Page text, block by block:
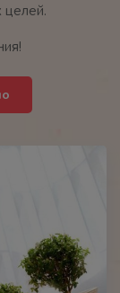
целей.